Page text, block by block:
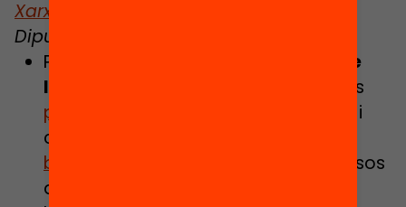
Xarxa de Biblioteques Municipals
Diputació de Barcelona.
Pots aconseguir el
Carnet de viatge
lector per als teus fills/es
en un dels
punts de distribució d’aquest mapa
i
consultar el
biblioteques i entitats
durant els mesos
d’estiu.